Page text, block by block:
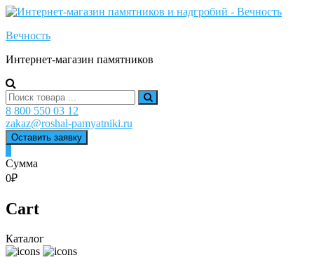
Skip
content
Вечность
Интернет-магазин памятников
Search
for:
8 800 550 03 12
zakaz@roshal-pamyatniki.ru
Оставить заявку
Сумма
0₽
Cart
Каталог